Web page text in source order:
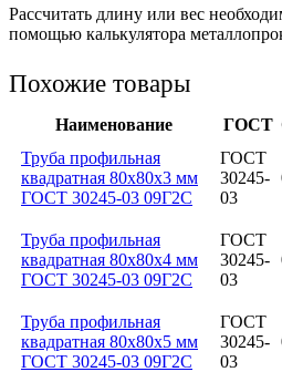
Рассчитать длину или вес
помощью калькулятора
Похожие товары
Наименование ГОСТ
Труба профильная
квадратная 80x80x3 мм
ГОСТ 30245-03 09Г2С
ГОСТ
30245-
03
Труба профильная
квадратная 80x80x4 мм
ГОСТ 30245-03 09Г2С
ГОСТ
30245-
03
Труба профильная
квадратная 80x80x5 мм
ГОСТ 30245-03 09Г2С
ГОСТ
30245-
03